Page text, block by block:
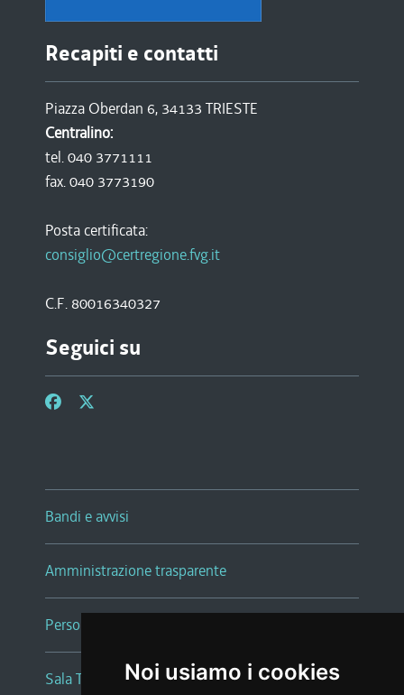
Noi usiamo i cookies
Recapiti e contatti
Piazza Oberdan 6, 34133 TRIESTE
Centralino:
tel. 040 3771111
fax. 040 3773190
Posta certificata:
consiglio@certregione.fvg.it
C.F. 80016340327
Seguici su
Bandi e avvisi
Amministrazione trasparente
Persone e Uffici
Sala Tiziano Tessitori